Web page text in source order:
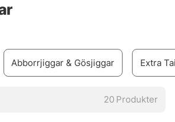
Abborrjiggar & Gösjiggar Extra
20 Produkter